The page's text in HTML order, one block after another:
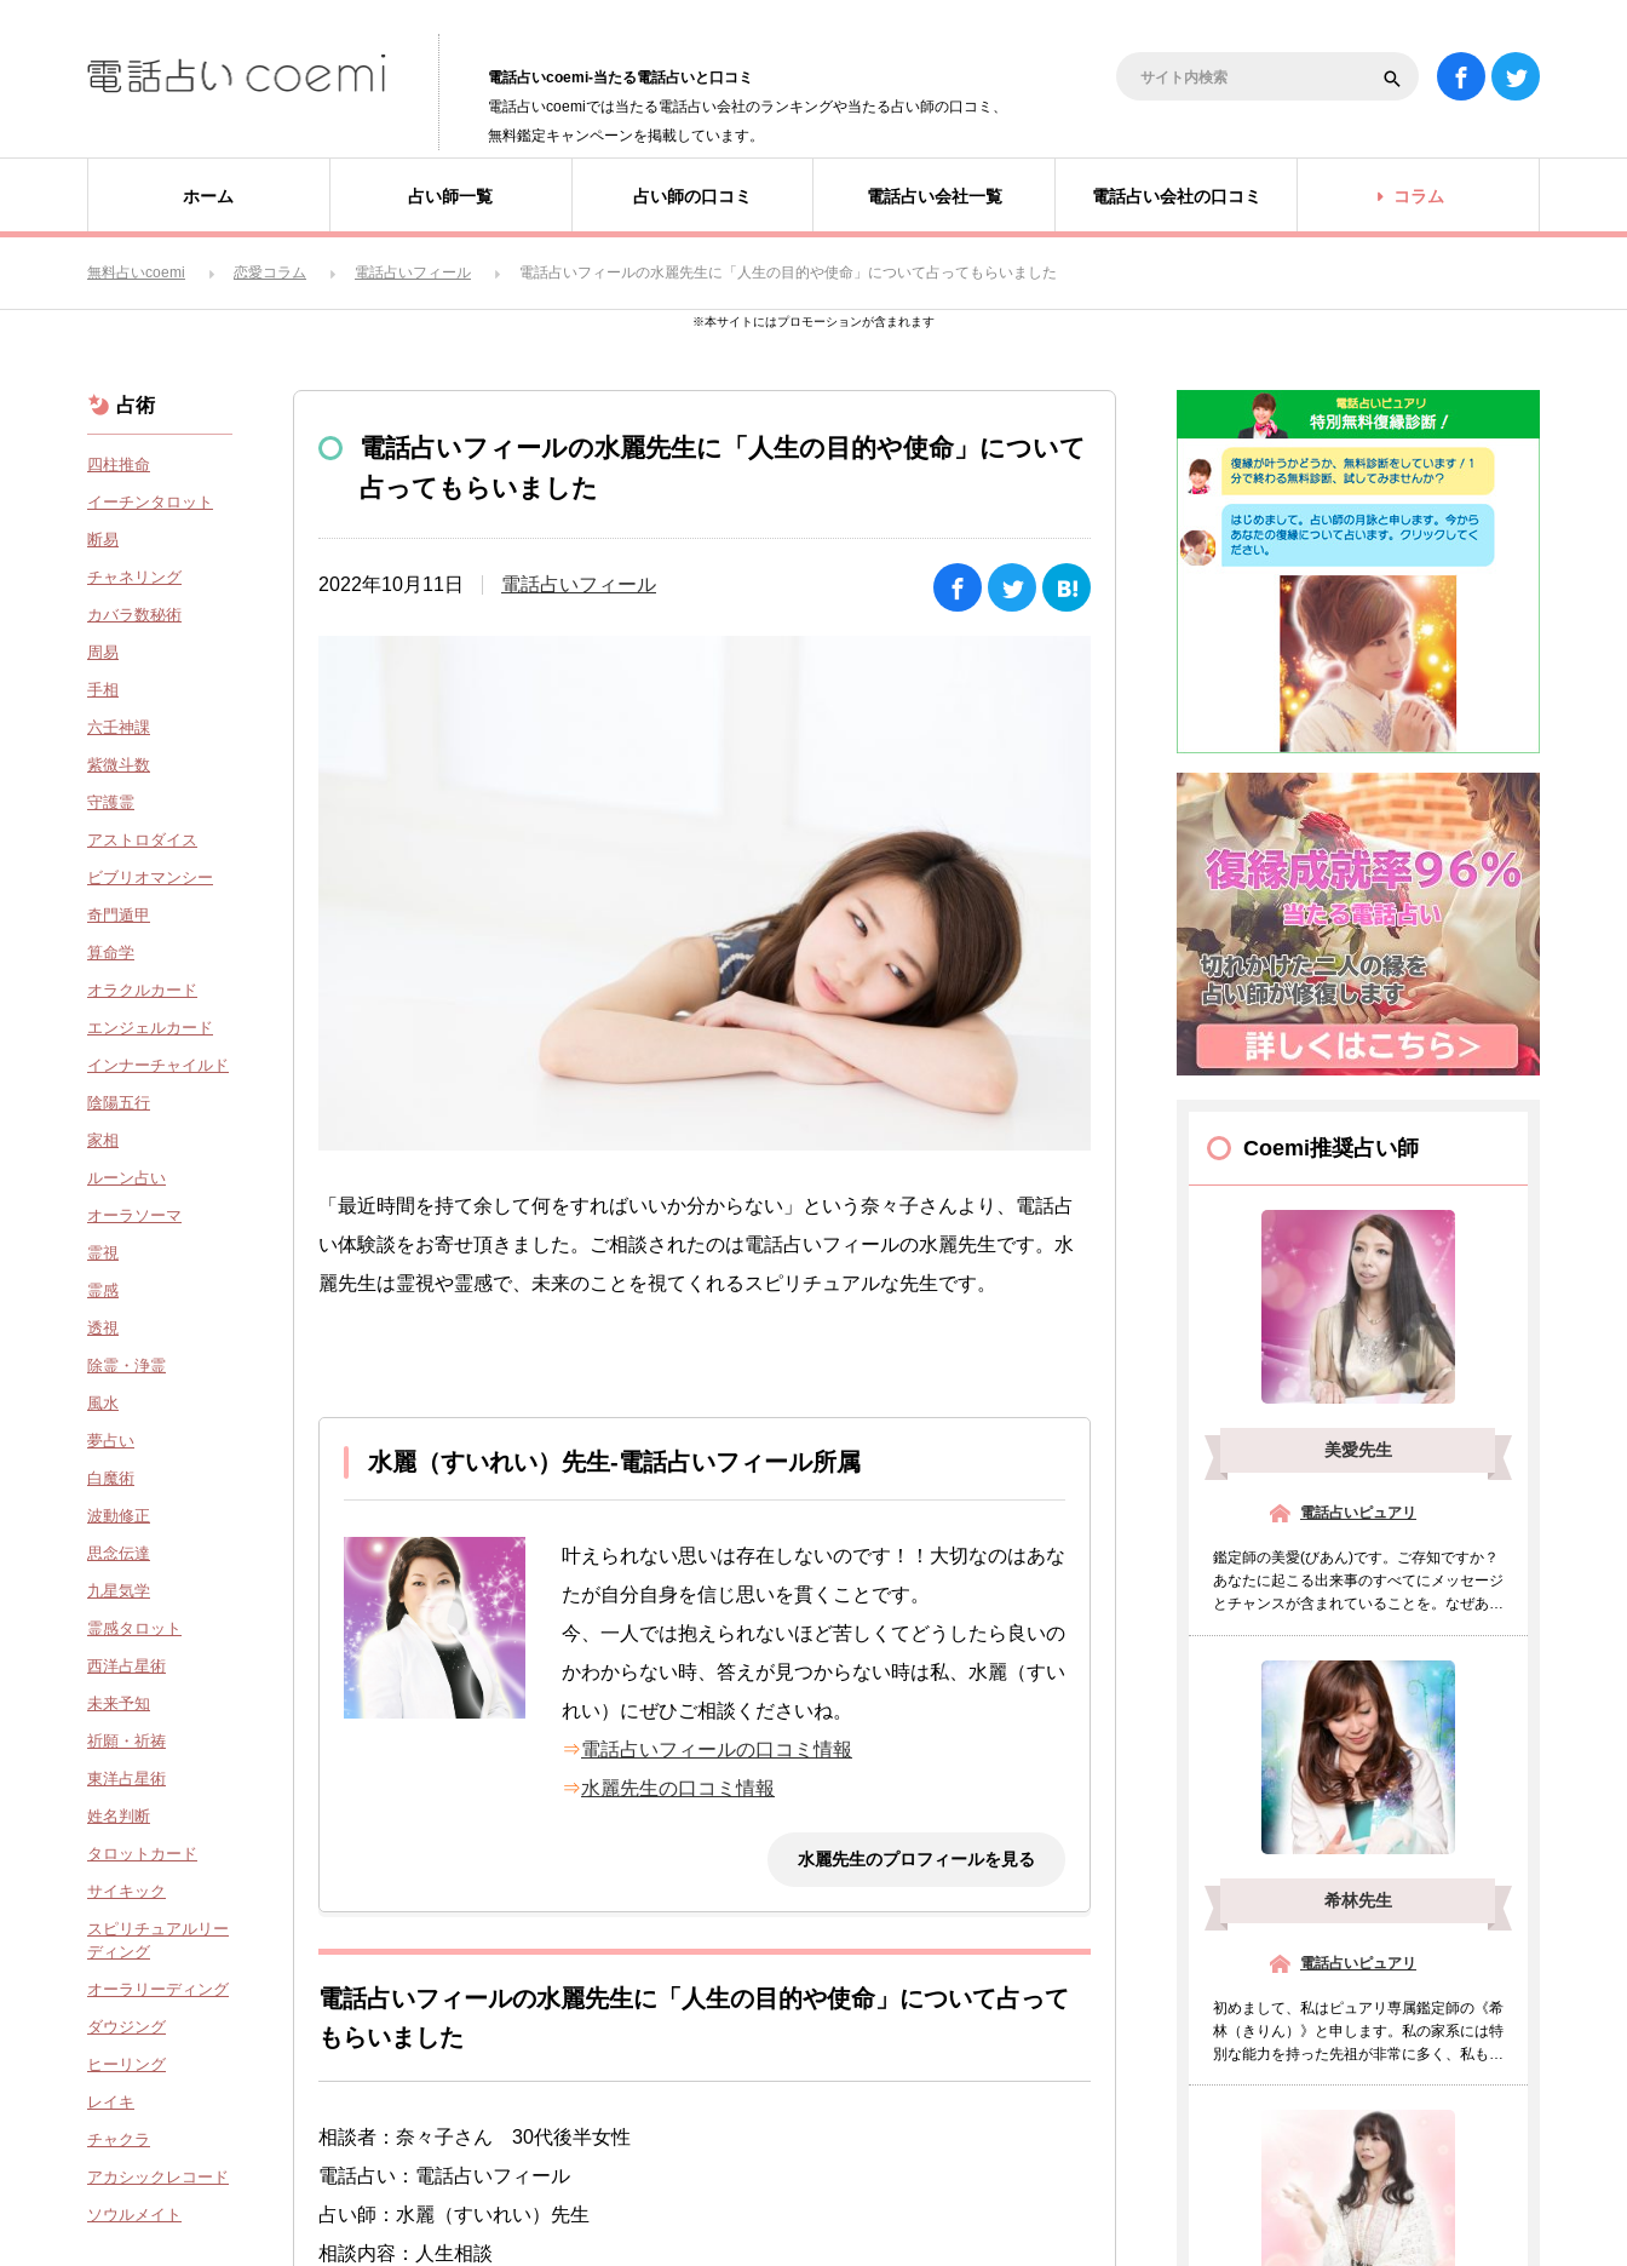
電話占いcoemi-当たる電話占いと口コミ
電話占いcoemiでは当たる電話占い会社のランキングや当たる占い師の口コミ、
無料鑑定キャンペーンを掲載しています。
ホーム 占い師一覧 占い師の口コミ 電話占い会社一覧 電話占い会社の口コミ コラム
無料占いcoemi 恋愛コラム 電話占いフィール 電話占いフィールの水麗先生に「人生の目的や使命」について占ってもらいました
※本サイトにはプロモーションが含まれます
電話占いフィールの水麗先生に「人生の目的や使命」について
占ってもらいました
2022年10月11日 電話占いフィール
「最近時間を持て余して何をすればいいか分からない」という奈々子さんより、電話占
い体験談をお寄せ頂きました。ご相談されたのは電話占いフィールの水麗先生です。水
麗先生は霊視や霊感で、未来のことを視てくれるスピリチュアルな先生です。
水麗（すいれい）先生-電話占いフィール所属
叶えられない思いは存在しないのです！！大切なのはあな
たが自分自身を信じ思いを貫くことです。
今、一人では抱えられないほど苦しくてどうしたら良いの
かわからない時、答えが見つからない時は私、水麗（すい
れい）にぜひご相談くださいね。
⇒電話占いフィールの口コミ情報
⇒水麗先生の口コミ情報
水麗先生のプロフィールを見る
電話占いフィールの水麗先生に「人生の目的や使命」について占って
もらいました
相談者：奈々子さん 30代後半女性
電話占い：電話占いフィール
占い師：水麗（すいれい）先生
相談内容：人生相談
Coemi推奨占い師
美愛先生
電話占いピュアリ
鑑定師の美愛(びあん)です。ご存知ですか？
あなたに起こる出来事のすべてにメッセージ
とチャンスが含まれていることを。なぜあの
希林先生
電話占いピュアリ
初めまして、私はピュアリ専属鑑定師の《希
林（きりん）》と申します。私の家系には特
別な能力を持った先祖が非常に多く、私も幼
占術
四柱推命
イーチンタロット
断易
チャネリング
カバラ数秘術
周易
手相
六壬神課
紫微斗数
守護霊
アストロダイス
ビブリオマンシー
奇門遁甲
算命学
オラクルカード
エンジェルカード
インナーチャイルド
陰陽五行
家相
ルーン占い
オーラソーマ
霊視
霊感
透視
除霊・浄霊
風水
夢占い
白魔術
波動修正
思念伝達
九星気学
霊感タロット
西洋占星術
未来予知
祈願・祈祷
東洋占星術
姓名判断
タロットカード
サイキック
スピリチュアルリー
ディング
オーラリーディング
ダウジング
ヒーリング
レイキ
チャクラ
アカシックレコード
ソウルメイト